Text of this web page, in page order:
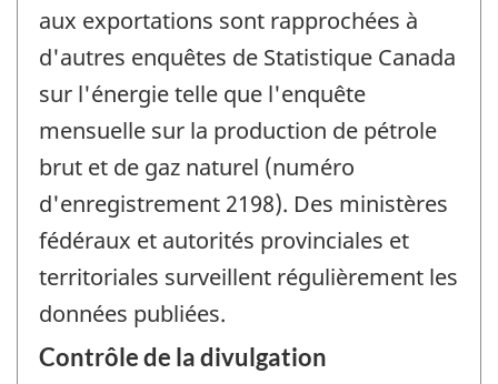
aux exportations sont rapprochées à
d'autres enquêtes de Statistique Canada
sur l'énergie telle que l'enquête
mensuelle sur la production de pétrole
brut et de gaz naturel (numéro
d'enregistrement 2198). Des ministères
fédéraux et autorités provinciales et
territoriales surveillent régulièrement les
données publiées.
Contrôle de la divulgation